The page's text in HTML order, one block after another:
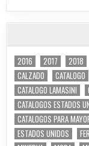
2016 2017 2018
CALZADO
CATALOGO
CATALOGO LAMASINI
CATALOGOS ESTADOS
CATALOGOS PARA
ESTADOS UNIDOS